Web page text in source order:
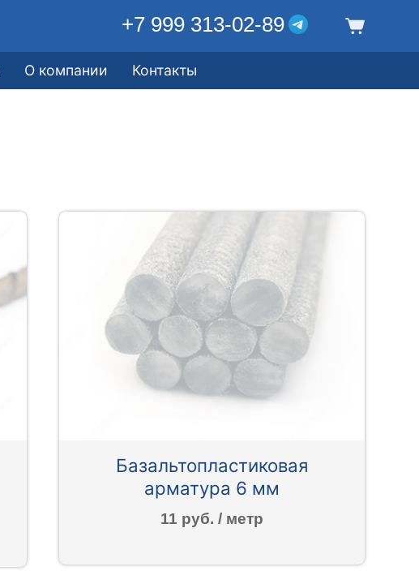
+7 999 313-02-89
О компании Контакты
Базальтопластиковая
арматура 6 мм
11 руб. / метр